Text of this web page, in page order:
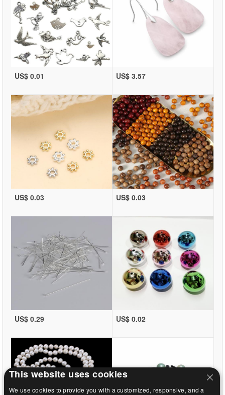
US$ 0.01 US$ 3.57
US$ 0.03 US$ 0.03
US$ 0.29 US$ 0.02
This website uses cookies
We use cookies to provide you with a customized, responsive, and a